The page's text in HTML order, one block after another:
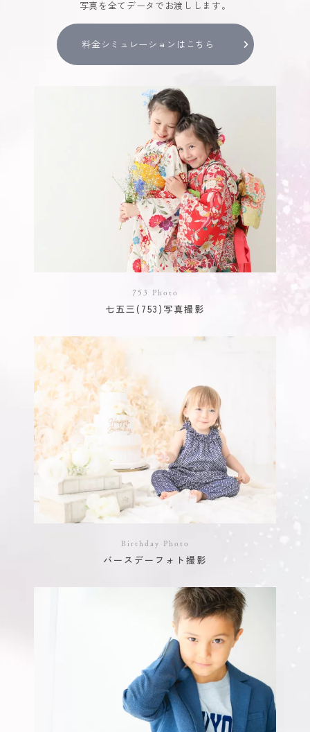
写真を全てデータでお渡しします。
料金シミュレーションはこちら
753 Photo
七五三(753)写真撮影
Birthday Photo
バースデーフォト撮影